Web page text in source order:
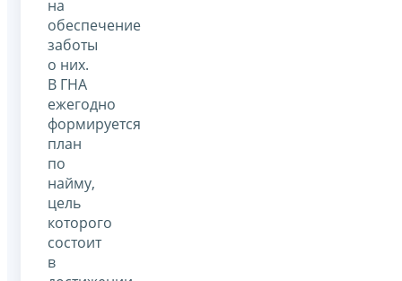
на
обеспечение
заботы
о них.
В ГНА
ежегодно
формируется
план
по
найму,
цель
которого
состоит
в